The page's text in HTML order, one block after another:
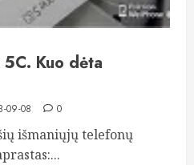
Kuo dėta
09-08 0
išmaniųjų telefonų